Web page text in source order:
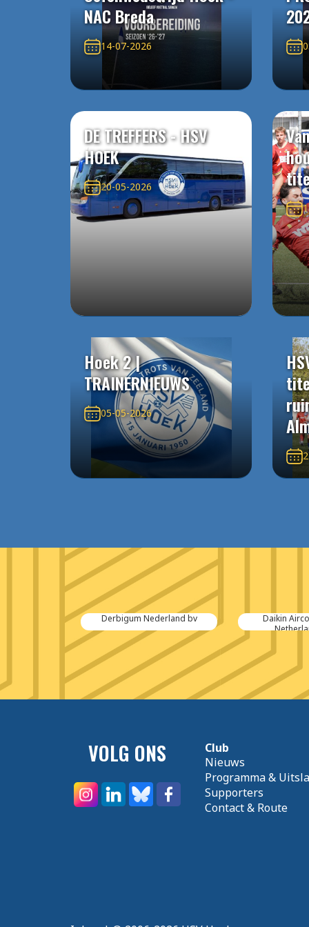
NAC Breda
14-07-2026
DE TREFFERS - HSV
HOEK
20-05-2026
Hoek 2 |
TRAINERNIEUWS
05-05-2026
Derbigum Nederland bv
Daikin
VOLG ONS
Club
Nieuws
Programma &
Supporters
Contact & Route